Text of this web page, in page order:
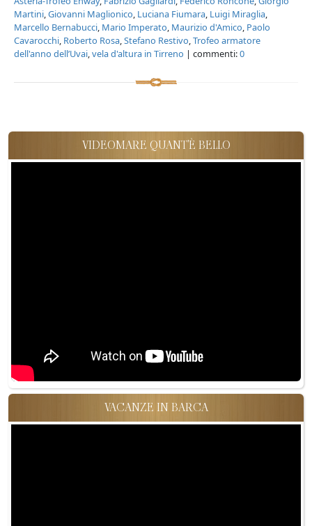
Martini,Giovanni Maglionico, Luciana Fiumara, Luigi Miraglia,
Marcello Bernabucci, Mario Imperato, Maurizio d'Amico, Paolo
Cavarocchi, Roberto Rosa,Stefano Restivo,Trofeo armatore
dell'anno dell’Uvai,vela d'altura in Tirreno | commenti:0
VIDEOMARE QUANT'È BELLO
VACANZE IN BARCA